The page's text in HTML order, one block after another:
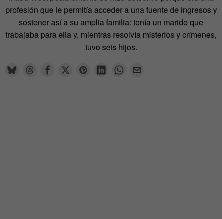
profesión que le permitía acceder a una fuente de ingresos y
sostener así a su amplia familia: tenía un marido que
trabajaba para ella y, mientras resolvía misterios y crímenes,
tuvo seis hijos.